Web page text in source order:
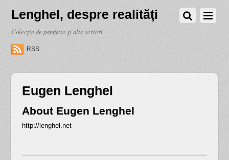
Lenghel, despre realităţi
Colecţie de pamflete şi alte scrieri
RSS
Eugen Lenghel
About Eugen Lenghel
http://lenghel.net